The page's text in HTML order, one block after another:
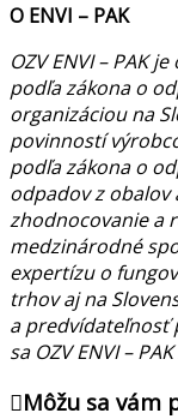
O ENVI – PAK
OZV ENVI – PAK
podľa zákona o
organizáciou na
povinností
podľa zákona o
odpadov z obalov
zhodnocovanie a
medzinárodné
expertízu o
trhov aj na
a predvídateľnosť
sa OZV ENVI –
Môžu sa vám